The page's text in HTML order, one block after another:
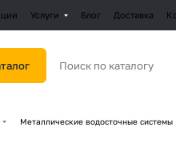
Услуги Блог Доставка
Металлические водосточные системы